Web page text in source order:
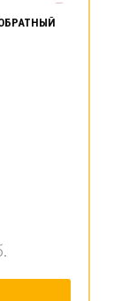
ОБРАТНЫЙ